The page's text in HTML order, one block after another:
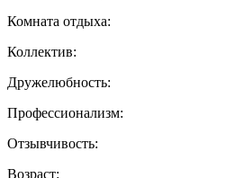
Комната отдыха:
Коллектив:
Дружелюбность:
Профессионализм:
Отзывчивость:
Возраст: